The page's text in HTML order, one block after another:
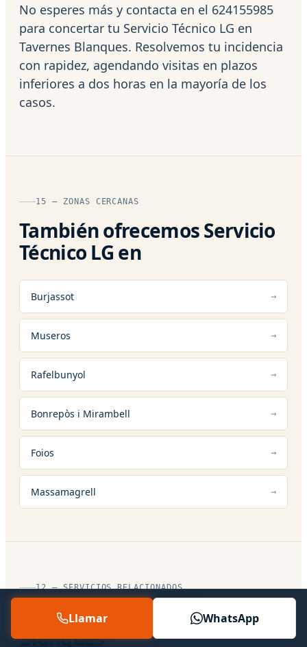
No esperes más y contacta en el 624155985
para concertar tu Servicio Técnico LG en
Tavernes Blanques. Resolvemos tu incidencia
con rapidez, agendando visitas en plazos
inferiores a dos horas en la mayoría de los
casos.
15 — ZONAS CERCANAS
También ofrecemos Servicio
Técnico LG en
Burjassot
Museros
Rafelbunyol
Bonrepòs i Mirambell
Foios
Massamagrell
12 — SERVICIOS RELACIONADOS
Otros servicios en Tavernes
Blanques
Llamar WhatsApp